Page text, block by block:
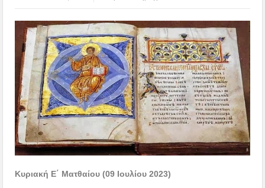
Κυριακή Ε΄ Ματθαίου (09 Ιουλίου 2023)